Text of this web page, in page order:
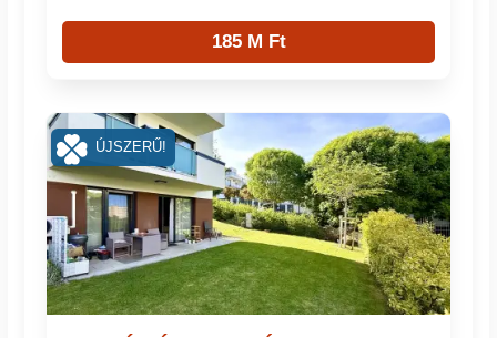
185 M Ft
ÚJSZERŰ!